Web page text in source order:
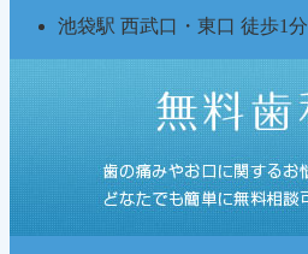
池袋駅 西武口・東口 徒歩1分